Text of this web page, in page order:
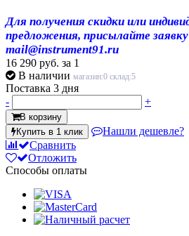
Для получения скидки или
предложения, присылайте
mail@instrument91.ru
16 290 руб. за 1
В наличии магазин:0 склад:5
Поставка 3 дня
-
+
В корзину
Купить в 1 клик
Нашли дешевле?
Сравнить
Отложить
Способы оплаты